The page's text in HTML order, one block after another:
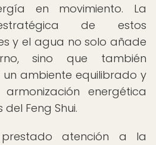
en movimiento. La
de estos
y el agua no solo añade
sino que también
ambiente equilibrado y
energética
Feng Shui.
atención a la